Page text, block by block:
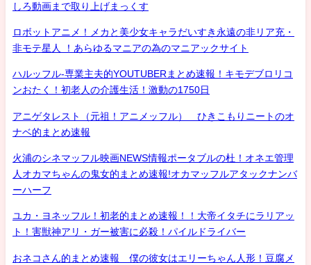
しろ動画まで取り上げまっくす
ロボットアニメ！メカと美少女キャラだいすき永遠の非リア充・
非モテ星人 ！あらゆるマニアの為のマニアックサイト
ハルッフル-専業主夫的YOUTUBERまとめ速報！キモデブロリコ
ンおたく！初老人の介護生活！激動の1750日
アニゲタレスト（元祖！アニメッフル） ひきこもりニートのオ
ナベ的まとめ速報
火浦のシネマッフル映画NEWS情報ポータブルの杜！オネエ管理
人オカマちゃんの鬼女的まとめ速報!オカマッフルアタックナンバ
ーハーフ
ユカ・ヨネッフル！初老的まとめ速報！！大帝イタチにラリアッ
ト！害獣神アリ・ガー被害に必殺！パイルドライバー
おネコさん的まとめ速報 僕の彼女はエリーちゃん人形！豆腐メ